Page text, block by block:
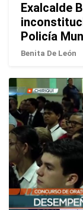
Exalcalde
Policía
Benita De León